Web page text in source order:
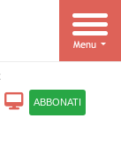
ABBONATI